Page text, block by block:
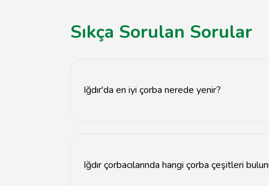
Sıkça Sorulan Sorular
Iğdır'da en iyi çorba nerede yenir?
Iğdır çorbacılarında hangi çorba çeşitleri